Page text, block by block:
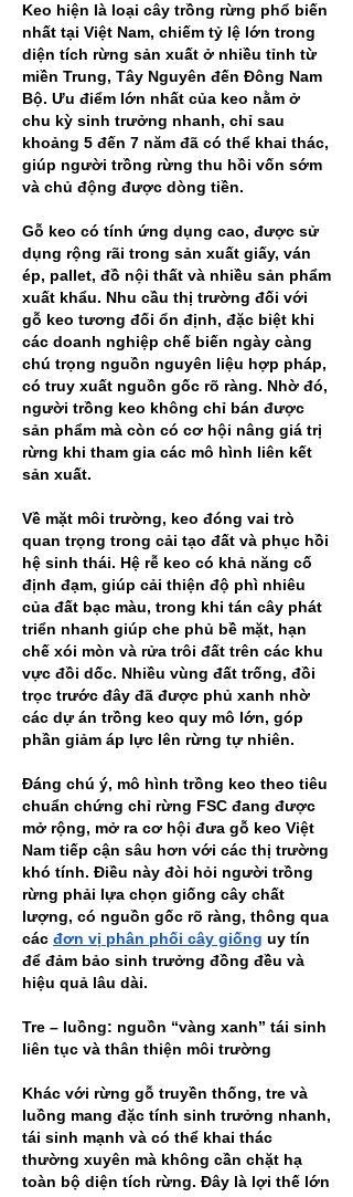
Keo hiện là loại cây trồng rừng phổ biến
nhất tại Việt Nam, chiếm tỷ lệ lớn trong
diện tích rừng sản xuất ở nhiều tỉnh từ
miền Trung, Tây Nguyên đến Đông Nam
Bộ. Ưu điểm lớn nhất của keo nằm ở
chu kỳ sinh trưởng nhanh, chỉ sau
khoảng 5 đến 7 năm đã có thể khai thác,
giúp người trồng rừng thu hồi vốn sớm
và chủ động được dòng tiền.
Gỗ keo có tính ứng dụng cao, được sử
dụng rộng rãi trong sản xuất giấy, ván
ép, pallet, đồ nội thất và nhiều sản phẩm
xuất khẩu. Nhu cầu thị trường đối với
gỗ keo tương đối ổn định, đặc biệt khi
các doanh nghiệp chế biến ngày càng
chú trọng nguồn nguyên liệu hợp pháp,
có truy xuất nguồn gốc rõ ràng. Nhờ đó,
người trồng keo không chỉ bán được
sản phẩm mà còn có cơ hội nâng giá trị
rừng khi tham gia các mô hình liên kết
sản xuất.
Về mặt môi trường, keo đóng vai trò
quan trọng trong cải tạo đất và phục hồi
hệ sinh thái. Hệ rễ keo có khả năng cố
định đạm, giúp cải thiện độ phì nhiêu
của đất bạc màu, trong khi tán cây phát
triển nhanh giúp che phủ bề mặt, hạn
chế xói mòn và rửa trôi đất trên các khu
vực đồi dốc. Nhiều vùng đất trống, đồi
trọc trước đây đã được phủ xanh nhờ
các dự án trồng keo quy mô lớn, góp
phần giảm áp lực lên rừng tự nhiên.
Đáng chú ý, mô hình trồng keo theo tiêu
chuẩn chứng chỉ rừng FSC đang được
mở rộng, mở ra cơ hội đưa gỗ keo Việt
Nam tiếp cận sâu hơn với các thị trường
khó tính. Điều này đòi hỏi người trồng
rừng phải lựa chọn giống cây chất
lượng, có nguồn gốc rõ ràng, thông qua
các đơn vị phân phối cây giống uy tín
để đảm bảo sinh trưởng đồng đều và
hiệu quả lâu dài.
Tre – luồng: nguồn “vàng xanh” tái sinh
liên tục và thân thiện môi trường
Khác với rừng gỗ truyền thống, tre và
luồng mang đặc tính sinh trưởng nhanh,
tái sinh mạnh và có thể khai thác
thường xuyên mà không cần chặt hạ
toàn bộ diện tích rừng. Đây là lợi thế lớn